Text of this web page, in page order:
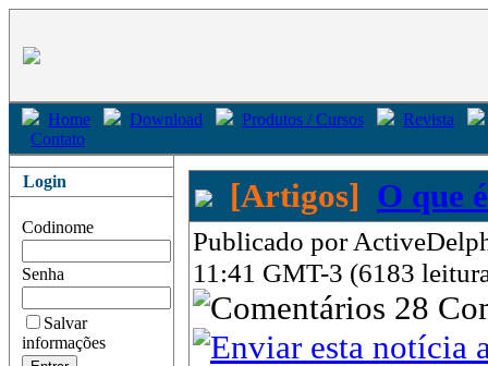
Home Download Produtos / Cursos
Revista
Contato
Login
Codinome
Senha
Salvar
informações
[Artigos] O que
Publicado por
11:41 GMT-3 (6183
28